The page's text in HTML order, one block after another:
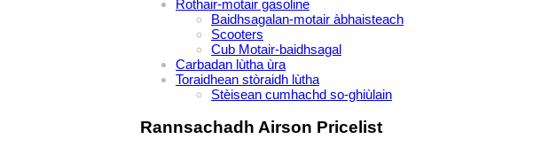
Rothair-motair gasoline
Baidhsagalan-motair àbhaisteach
Scooters
Cub Motair-baidhsagal
Carbadan lùtha ùra
Toraidhean stòraidh lùtha
Stèisean cumhachd so-ghiùlain
Rannsachadh Airson Pricelist